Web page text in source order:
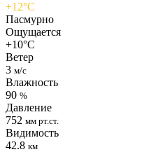
+12°C
Пасмурно
Ощущается
+10°C
Ветер
3 м/с
Влажность
90 %
Давление
752 мм рт.ст.
Видимость
42.8 км